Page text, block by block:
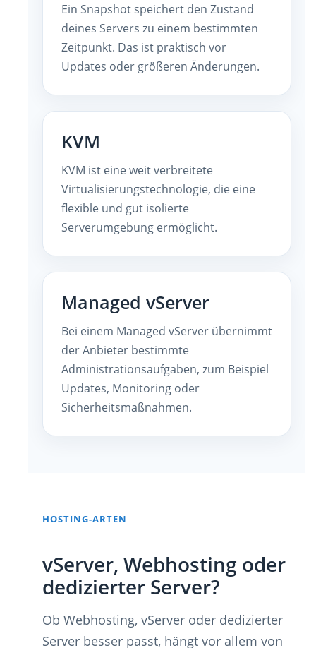
Ein Snapshot speichert den Zustand
deines Servers zu einem bestimmten
Zeitpunkt. Das ist praktisch vor
Updates oder größeren Änderungen.
KVM
KVM ist eine weit verbreitete
Virtualisierungstechnologie, die eine
flexible und gut isolierte
Serverumgebung ermöglicht.
Managed vServer
Bei einem Managed vServer übernimmt
der Anbieter bestimmte
Administrationsaufgaben, zum Beispiel
Updates, Monitoring oder
Sicherheitsmaßnahmen.
HOSTING-ARTEN
vServer, Webhosting oder
dedizierter Server?
Ob Webhosting, vServer oder dedizierter
Server besser passt, hängt vor allem von